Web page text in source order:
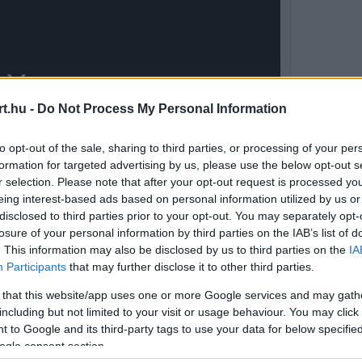
- Do Not Process My Personal Information
opt-out of the sale, sharing to third parties, or processing of your
for targeted advertising by us, please use the below opt-out
selection. Please note that after your opt-out request is processed
interest-based ads based on personal information utilized by us
to third parties prior to your opt-out. You may separately
of your personal information by third parties on the IAB’s list of
This information may also be disclosed by us to third parties on the
Participants that may further disclose it to other third parties.
that this website/app uses one or more Google services and may
but not limited to your visit or usage behaviour. You may
to Google and its third-party tags to use your data for below
consent section.
azonnal igyekezett elhatárolódni a
embere szerint a történet csupán azt jelzi,
kezdetét vette.